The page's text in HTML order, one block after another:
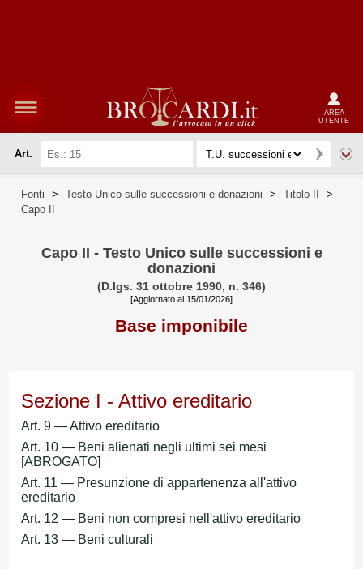
AREA
UTENTE
Art.
Fonti > Testo Unico sulle successioni e donazioni > Titolo II
>
Capo II
Capo II - Testo Unico sulle successioni e
donazioni
(D.lgs. 31 ottobre 1990, n. 346)
[Aggiornato al 15/01/2026]
Base imponibile
Sezione I - Attivo ereditario
Art. 9 — Attivo ereditario
Art. 10 — Beni alienati negli ultimi sei mesi
[ABROGATO]
Art. 11 — Presunzione di appartenenza all'attivo
ereditario
Art. 12 — Beni non compresi nell'attivo ereditario
Art. 13 — Beni culturali